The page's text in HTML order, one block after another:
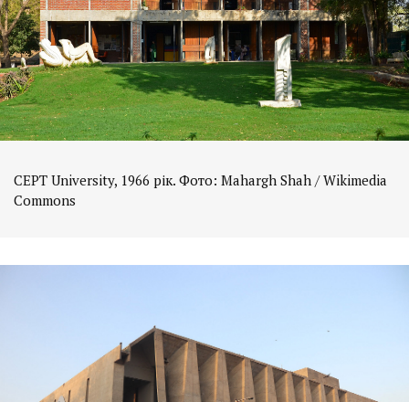
СЕРТ University, 1966 рік. Фото: Mahargh Shah / Wikimedia
Commons